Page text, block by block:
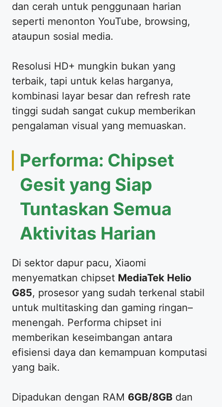
dan cerah untuk penggunaan harian
seperti menonton YouTube, browsing,
ataupun sosial media.
Resolusi HD+ mungkin bukan yang
terbaik, tapi untuk kelas harganya,
kombinasi layar besar dan refresh rate
tinggi sudah sangat cukup memberikan
pengalaman visual yang memuaskan.
Performa: Chipset
Gesit yang Siap
Tuntaskan Semua
Aktivitas Harian
Di sektor dapur pacu, Xiaomi
menyematkan chipset MediaTek Helio
G85, prosesor yang sudah terkenal stabil
untuk multitasking dan gaming ringan–
menengah. Performa chipset ini
memberikan keseimbangan antara
efisiensi daya dan kemampuan komputasi
yang baik.
Dipadukan dengan RAM 6GB/8GB dan